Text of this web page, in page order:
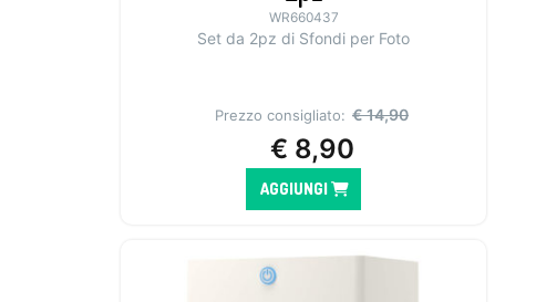
WR660437
Set da 2pz di Sfondi per Foto
Prezzo consigliato: €14,90
€ 8,90
AGGIUNGI